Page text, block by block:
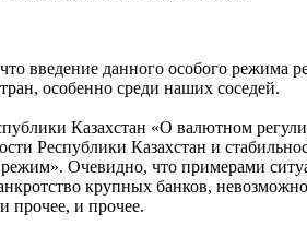
данного особого режима
особенно среди наших соседей.
Казахстан «О валютном
Республики Казахстан и
Очевидно, что примерами
крупных банков,
прочее, и прочее.